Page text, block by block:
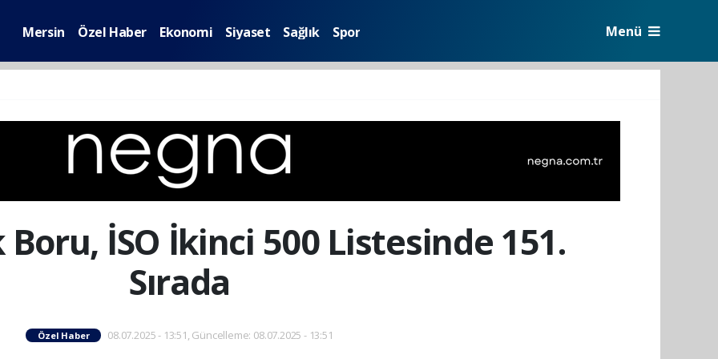
Mersin Özel Haber Ekonomi Siyaset Sağlık Spor Menü
Boru, İSO İkinci 500 Listesinde 151.
Sırada
Özel Haber 08.07.2025 - 13:51, Güncelleme: 08.07.2025 - 13:51